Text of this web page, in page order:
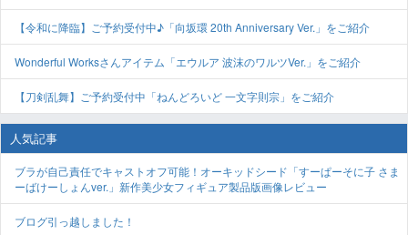
【令和に降臨】ご予約受付中♪「向坂環 20th Anniversary Ver.」をご紹介
Wonderful Worksさんアイテム「エウルア 波沫のワルツVer.」をご紹介
【刀剣乱舞】ご予約受付中「ねんどろいど 一文字則宗」をご紹介
人気記事
ブラが自己責任でキャストオフ可能！オーキッドシード「すーぱーそに子 さま
ーばけーしょんver.」新作美少女フィギュア製品版画像レビュー
ブログ引っ越しました！